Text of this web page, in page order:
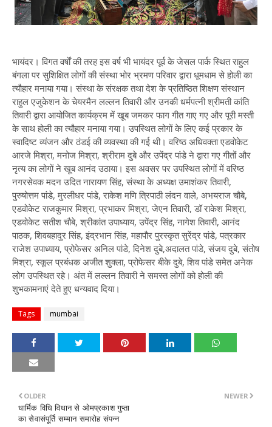
भायंदर। विगत वर्षों की तरह इस वर्ष भी भायंदर पूर्व के जेसल पार्क स्थित राहुल
बंगला पर सुशिक्षित लोगों की संस्था भोर भ्रमण परिवार द्वारा धूमधाम से होली का
त्यौहार मनाया गया। संस्था के संरक्षक तथा देश के प्रतिष्ठित शिक्षण संस्थान
राहुल एजुकेशन के चेयरमैन लल्लन तिवारी और उनकी धर्मपत्नी श्रीमती कांति
तिवारी द्वारा आयोजित कार्यक्रम में खूब जमकर फाग गीत गाए गए और पूरी मस्ती
के साथ होली का त्यौहार मनाया गया। उपस्थित लोगों के लिए कई प्रकार के
स्वादिष्ट व्यंजन और ठंडई की व्यवस्था की गई थी। वरिष्ठ अधिवक्ता एडवोकेट
आरजे मिश्रा, मनोज मिश्रा, श्रीराम दुबे और उपेंद्र पांडे ने द्वारा गए गीतों और
नृत्य का लोगों ने खूब आनंद उठाया। इस अवसर पर उपस्थित लोगों में वरिष्ठ
नगरसेवक मदन उदित नारायण सिंह, संस्था के अध्यक्ष उमाशंकर तिवारी,
पुरुषोत्तम पांडे, मुरलीधर पांडे, राकेश मणि त्रिपाठी लंदन वाले, अभयराज चौबे,
एडवोकेट राजकुमार मिश्रा, प्रभाकर मिश्रा, जेएन तिवारी, डॉ राकेश मिश्रा,
एडवोकेट सतीश चौबे, श्रीकांत उपाध्याय, उपेंद्र सिंह, नागेश तिवारी, आनंद
पाठक, शिवबहादुर सिंह, इंद्रभान सिंह, महापौर पुरस्कृत सुरेंद्र पांडे, पत्रकार
राजेश उपाध्याय, प्रोफेसर अनिल पांडे, दिनेश दुबे,अदालत पांडे, संजय दुबे, संतोष
मिश्रा, स्कूल प्रबंधक अजीत शुक्ला, प्रोफेसर बीके दुबे, शिव पांडे समेत अनेक
लोग उपस्थित रहे। अंत में लल्लन तिवारी ने समस्त लोगों को होली की
शुभकामनाएं देते हुए धन्यवाद दिया।
Tags mumbai
NEWER
OLDER
धार्मिक विधि विधान से ओमप्रकाश गुप्ता
का सेवासंपूर्ति सम्मान समारोह संपन्न